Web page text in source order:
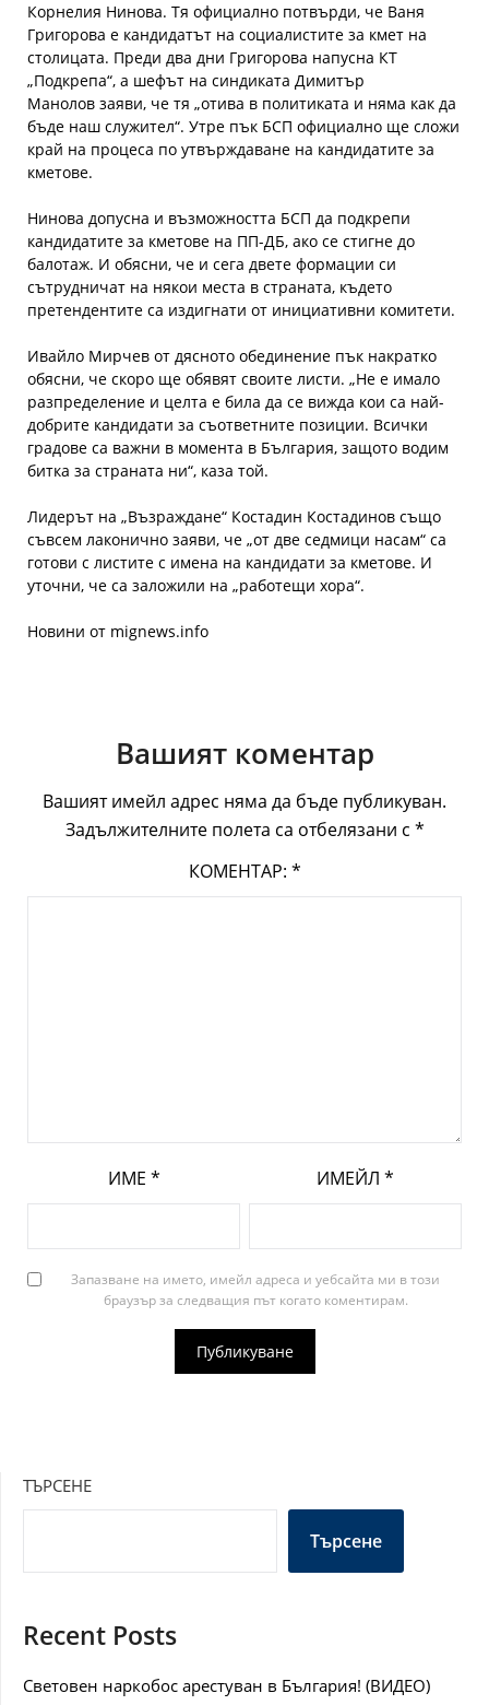
Корнелия Нинова. Тя официално потвърди, че Ваня
Григорова е кандидатът на социалистите за кмет на
столицата. Преди два дни Григорова напусна КТ
„Подкрепа“, а шефът на синдиката Димитър
Манолов заяви, че тя „отива в политиката и няма как да
бъде наш служител“. Утре пък БСП официално ще сложи
край на процеса по утвърждаване на кандидатите за
кметове.
Нинова допусна и възможността БСП да подкрепи
кандидатите за кметове на ПП-ДБ, ако се стигне до
балотаж. И обясни, че и сега двете формации си
сътрудничат на някои места в страната, където
претендентите са издигнати от инициативни комитети.
Ивайло Мирчев от дясното обединение пък накратко
обясни, че скоро ще обявят своите листи. „Не е имало
разпределение и целта е била да се вижда кои са най-
добрите кандидати за съответните позиции. Всички
градове са важни в момента в България, защото водим
битка за страната ни“, каза той.
Лидерът на „Възраждане“ Костадин Костадинов също
съвсем лаконично заяви, че „от две седмици насам“ са
готови с листите с имена на кандидати за кметове. И
уточни, че са заложили на „работещи хора“.
Новини от mignews.info
Вашият коментар
Вашият имейл адрес няма да бъде публикуван.
Задължителните полета са отбелязани с *
КОМЕНТАР: *
ИМЕ * ИМЕЙЛ *
Запазване на името, имейл адреса и уебсайта ми в този
браузър за следващия път когато коментирам.
ТЪРСЕНЕ
Търсене
Recent Posts
Световен наркобос арестуван в България! (ВИДЕО)